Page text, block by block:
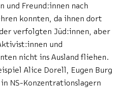
und Freund:innen nach
konnten, da ihnen dort
verfolgten Jüd:innen, aber
und
nicht ins Ausland fliehen.
Alice Dorell, Eugen Burg
NS-Konzentrationslagern